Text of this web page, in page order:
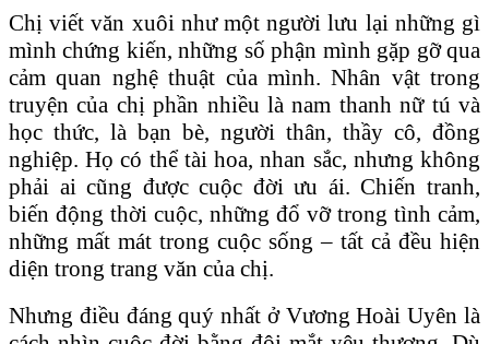
Chị viết văn xuôi như một người lưu lại những gì
mình chứng kiến, những số phận mình gặp gỡ qua
cảm quan nghệ thuật của mình. Nhân vật trong
truyện của chị phần nhiều là nam thanh nữ tú và
học thức, là bạn bè, người thân, thầy cô, đồng
nghiệp. Họ có thể tài hoa, nhan sắc, nhưng không
phải ai cũng được cuộc đời ưu ái. Chiến tranh,
biến động thời cuộc, những đổ vỡ trong tình cảm,
những mất mát trong cuộc sống – tất cả đều hiện
diện trong trang văn của chị.
Nhưng điều đáng quý nhất ở Vương Hoài Uyên là